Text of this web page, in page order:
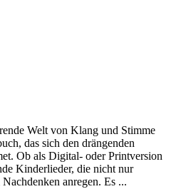
Welt von Klang und Stimme
das sich den drängenden
Ob als Digital- oder Printversion
Kinderlieder, die nicht nur
anregen. Es ...